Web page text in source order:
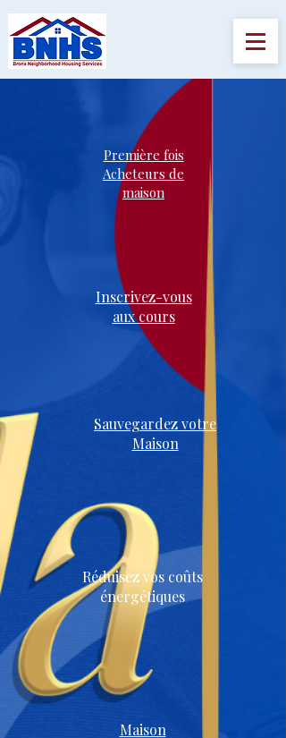
Première fois
Acheteurs de
maison
Inscrivez-vous
aux cours
Sauvegardez votre
Maison
Réduisez vos coûts
énergétiques
Maison